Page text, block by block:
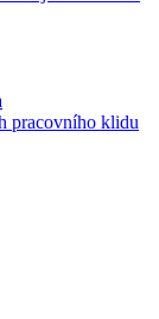
pracovního klidu